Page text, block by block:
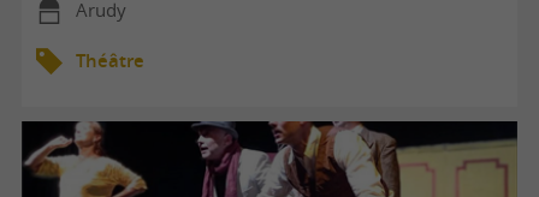
Arudy
Théâtre